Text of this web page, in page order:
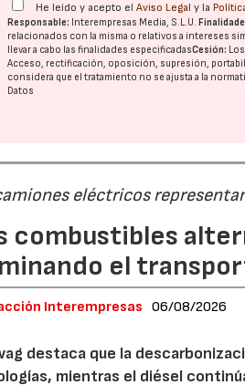
He leído y acepto elAviso Legal y la
Responsable: Interempresas Media, S.L.U.
relacionados con la misma o relativos a intereses
llevar a cabo las finalidades especificadasCesión:
Acceso, rectificación, oposición, supresión,
considera que el tratamiento no se ajusta a la
Datos
eléctricos
combustibles
el
Interempresas 06/08/2026
destaca que la
mientras el diésel